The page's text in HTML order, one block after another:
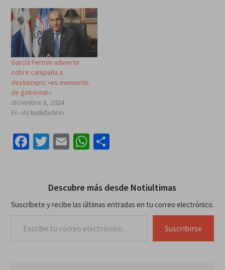
García Fermín advierte
sobre campaña a
destiempo; «es momento
de gobernar»
diciembre 8, 2024
En «Actualidades»
Facebook
Twitter
EmailWhatsApp
Compartir
Descubre más desde Notiultimas
Suscríbete y recibe las últimas entradas en tu correo electrónico.
Suscribirse